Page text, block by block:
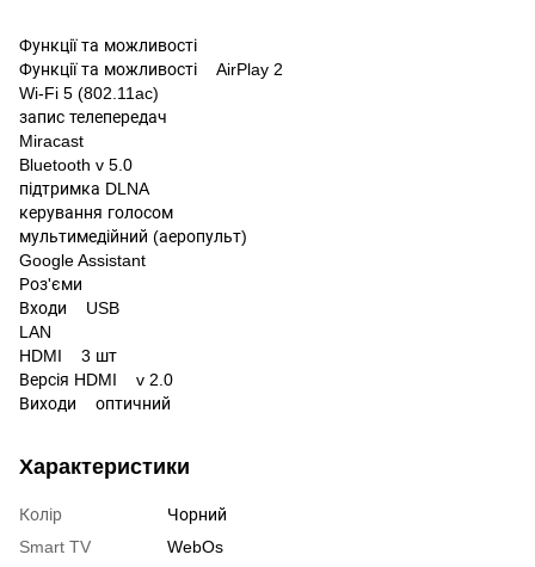
Функції та можливості
Функції та можливості AirPlay 2
Wi-Fi 5 (802.11ac)
запис телепередач
Miracast
Bluetooth v 5.0
підтримка DLNA
керування голосом
мультимедійний (аеропульт)
Google Assistant
Роз'єми
Входи USB
LAN
HDMI 3 шт
Версія HDMI v 2.0
Виходи оптичний
Характеристики
Колір
Чорний
Smart TV
WebOs